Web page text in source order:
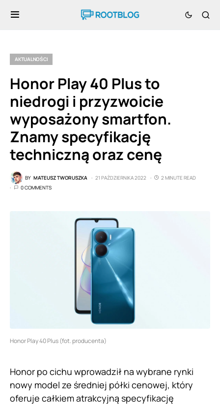
AKTUALNOŚCI
Honor Play 40 Plus to
niedrogi i przyzwoicie
wyposażony smartfon.
Znamy specyfikację
techniczną oraz cenę
BY MATEUSZ TWORUSZKA 21 PAŹDZIERNIKA 2022
2 MINUTE READ
0 COMMENTS
Honor Play 40 Plus (fot. producenta)
Honor po cichu wprowadził na wybrane rynki
nowy model ze średniej półki cenowej, który
oferuje całkiem atrakcyjną specyfikację